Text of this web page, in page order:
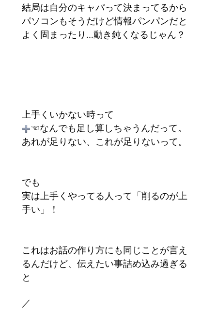
結局は自分のキャパって決まってるから
パソコンもそうだけど情報パンパンだと
よく固まったり…動き鈍くなるじゃん？
上手くいかない時って
☜なんでも足し算しちゃうんだって。
あれが足りない、これが足りないって。
でも
実は上手くやってる人って「削るのが上
手い」！
これはお話の作り方にも同じことが言え
るんだけど、伝えたい事詰め込み過ぎる
と
／